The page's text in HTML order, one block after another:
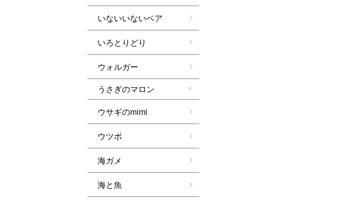
いないいないベア
いろとりどり
ウォルガー
うさぎのマロン
ウサギのmimi
ウツボ
海ガメ
海と魚